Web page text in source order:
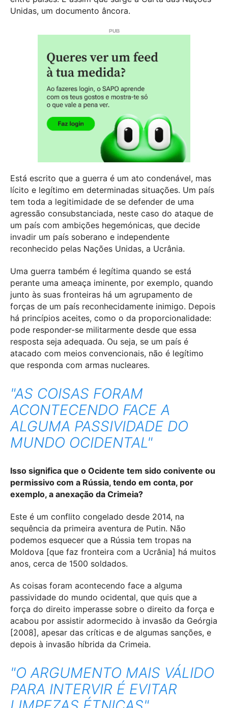
Unidas, um documento âncora.
Está escrito que a guerra é um ato condenável, mas
lícito e legítimo em determinadas situações. Um país
tem toda a legitimidade de se defender de uma
agressão consubstanciada, neste caso do ataque de
um país com ambições hegemónicas, que decide
invadir um país soberano e independente
reconhecido pelas Nações Unidas, a Ucrânia.
Uma guerra também é legítima quando se está
perante uma ameaça iminente, por exemplo, quando
junto às suas fronteiras há um agrupamento de
forças de um país reconhecidamente inimigo. Depois
há princípios aceites, como o da proporcionalidade:
pode responder-se militarmente desde que essa
resposta seja adequada. Ou seja, se um país é
atacado com meios convencionais, não é legítimo
que responda com armas nucleares.
"AS COISAS FORAM
ACONTECENDO FACE A
ALGUMA PASSIVIDADE DO
MUNDO OCIDENTAL"
Isso significa que o Ocidente tem sido conivente ou
permissivo com a Rússia, tendo em conta, por
exemplo, a anexação da Crimeia?
Este é um conflito congelado desde 2014, na
sequência da primeira aventura de Putin. Não
podemos esquecer que a Rússia tem tropas na
Moldova [que faz fronteira com a Ucrânia] há muitos
anos, cerca de 1500 soldados.
As coisas foram acontecendo face a alguma
passividade do mundo ocidental, que quis que a
força do direito imperasse sobre o direito da força e
acabou por assistir adormecido à invasão da Geórgia
[2008], apesar das críticas e de algumas sanções, e
depois à invasão híbrida da Crimeia.
"O ARGUMENTO MAIS VÁLIDO
PARA INTERVIR É EVITAR